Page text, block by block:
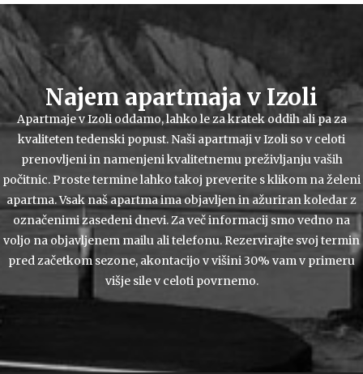
Najem apartmaja v Izoli
Apartmaje v Izoli oddamo, lahko le za kratek oddih ali pa za
kvaliteten tedenski popust. Naši apartmaji v Izoli so v celoti
prenovljeni in namenjeni kvalitetnemu preživljanju vaših
počitnic. Proste termine lahko takoj preverite s klikom na želeni
apartma. Vsak naš apartma ima objavljen in ažuriran koledar z
označenimi zasedeni dnevi. Za več informacij smo vedno na
voljo na objavljenem mailu ali telefonu. Rezervirajte svoj termin
pred začetkom sezone, akontacijo v višini 30% vam v primeru
višje sile v celoti povrnemo.